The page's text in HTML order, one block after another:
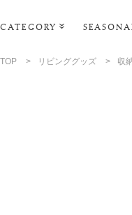
CATEGORY
TOP > リビンググッズ > 収